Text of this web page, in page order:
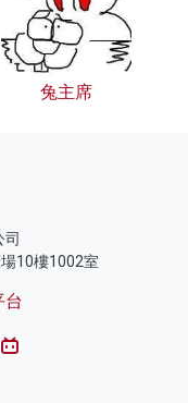
兔主席
10樓1002室
台